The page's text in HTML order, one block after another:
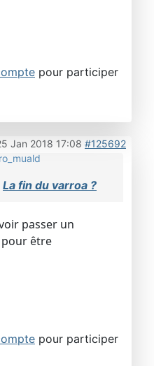
pour participer
Jan 2018 17:08 #125692
ro_muald
La fin du varroa ?
passer un
être
pour participer